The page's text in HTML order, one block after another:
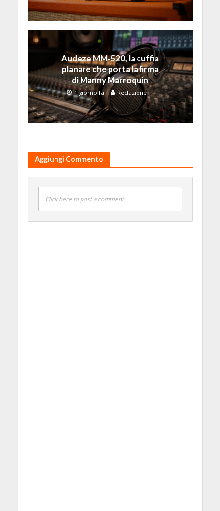
Audeze MM-520, la cuffia
planare che porta la firma
di Manny Marroquin
1 giorno fa Redazione
Aggiungi Commento
Click here to post a comment